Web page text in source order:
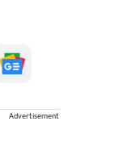
Advertisement